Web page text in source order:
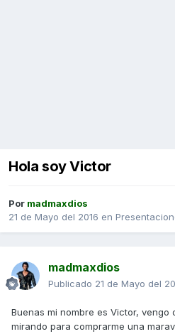
Hola soy Victor
Por madmaxdios
21 de Mayo del 2016 en
madmaxdios
Publicado 21 de Mayo del
Buenas mi nombre es Victor, vengo
mirando para comprarme una